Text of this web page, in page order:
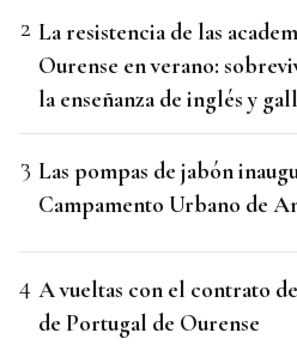
La resistencia de las
Ourense en verano:
la enseñanza de inglés y
Las pompas de jabón
Campamento Urbano de
A vueltas con el contrato
de Portugal de Ourense